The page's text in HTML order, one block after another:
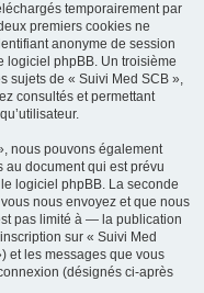
temporairement par
premiers cookies ne
anonyme de session
logiciel phpBB. Un troisième
sujets de « Suivi Med SCB »,
consultés et permettant
nous pouvons également
au document qui est prévu
logiciel phpBB. La seconde
nous envoyez et que nous
pas limité à — la publication
sur « Suivi Med
et les messages que vous
(désignés ci-après